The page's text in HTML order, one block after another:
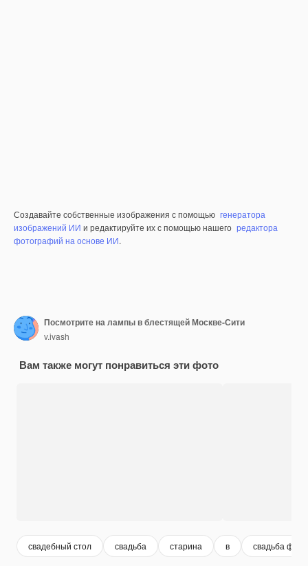
Создавайте собственные изображения с помощью генератора
изображений ИИ и редактируйте их с помощью нашего редактора
фотографий на основе ИИ.
Посмотрите на лампы в блестящей Москве-Сити
v.ivash
Вам также могут понравиться эти фото
свадебный стол свадьба старина в свадьба фон